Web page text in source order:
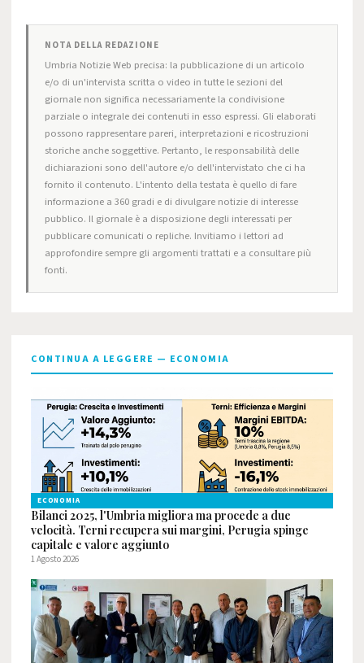
NOTA DELLA REDAZIONE
Umbria Notizie Web precisa: la pubblicazione di un articolo
e/o di un'intervista scritta o video in tutte le sezioni del
giornale non significa necessariamente la condivisione
parziale o integrale dei contenuti in esso espressi. Gli elaborati
possono rappresentare pareri, interpretazioni e ricostruzioni
storiche anche soggettive. Pertanto, le responsabilità delle
dichiarazioni sono dell'autore e/o dell'intervistato che ci ha
fornito il contenuto. L'intento della testata è quello di fare
informazione a 360 gradi e di divulgare notizie di interesse
pubblico. Il giornale è a disposizione degli interessati per
pubblicare comunicati o repliche. Invitiamo i lettori ad
approfondire sempre gli argomenti trattati e a consultare più
fonti.
CONTINUA A LEGGERE — ECONOMIA
ECONOMIA
Bilanci 2025, l'Umbria migliora ma procede a due
velocità. Terni recupera sui margini, Perugia spinge
capitale e valore aggiunto
1 Agosto 2026